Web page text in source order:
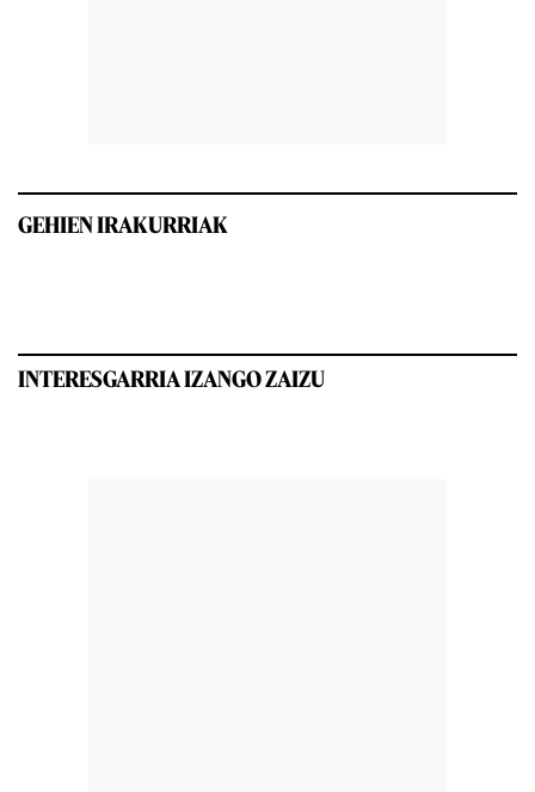
GEHIEN IRAKURRIAK
INTERESGARRIA IZANGO ZAIZU